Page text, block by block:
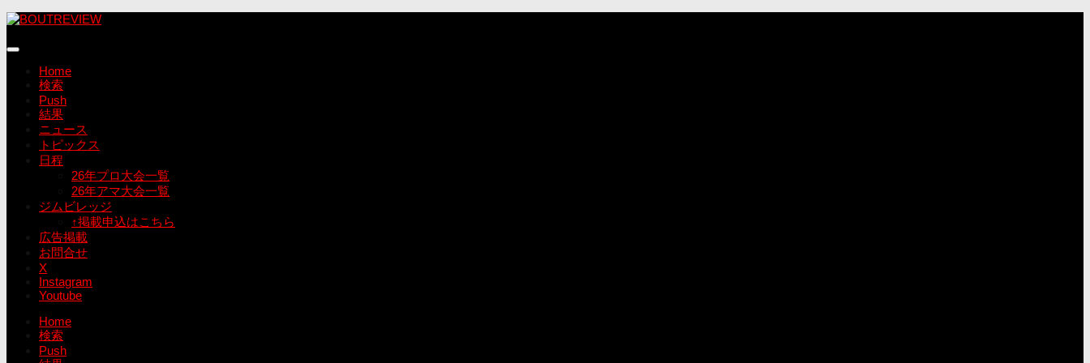
コ
テ
Home
検索
Push
結果
ニュース
トピックス
日程
26年プロ大会一覧
26年アマ大会一覧
ジムビレッジ
↑掲載申込はこちら
広告掲載
お問合せ
X
Instagram
Youtube
Home
検索
Push